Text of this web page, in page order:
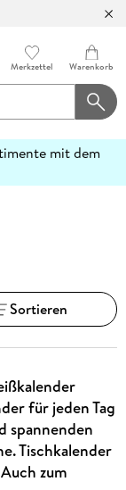
Merkzettel Warenkorb
mit dem
Sortieren
für jeden Tag
spannenden
Tischkalender
zum